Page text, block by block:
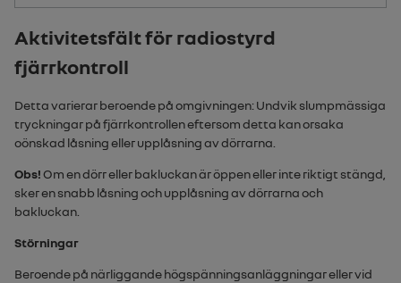
Aktivitetsfält för radiostyrd
fjärrkontroll
Detta varierar beroende på omgivningen: Undvik slumpmässiga
tryckningar på fjärrkontrollen eftersom detta kan orsaka
oönskad låsning eller upplåsning av dörrarna.
Obs!Om en dörr eller bakluckan är öppen eller inte riktigt stängd,
sker en snabb låsning och upplåsning av dörrarna och
bakluckan.
Störningar
Beroende på närliggande högspänningsanläggningar eller vid